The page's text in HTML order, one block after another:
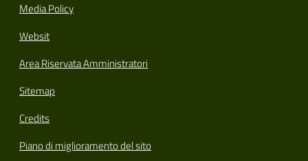
Media Policy
Websit
Area Riservata Amministratori
Sitemap
Credits
Piano di miglioramento del sito